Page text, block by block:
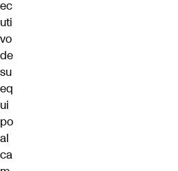
ec
uti
vo
de
su
eq
ui
po
al
ca